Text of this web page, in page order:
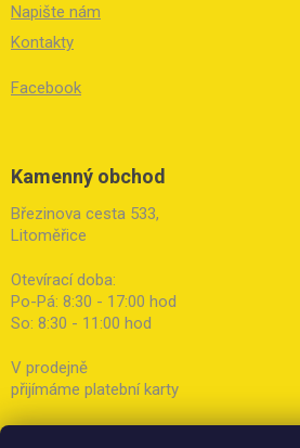
Napište nám
Kontakty
Facebook
Kamenný obchod
Březinova cesta 533,
Litoměřice
Otevírací doba:
Po-Pá: 8:30 - 17:00 hod
So: 8:30 - 11:00 hod
V prodejně
přijímáme platební karty